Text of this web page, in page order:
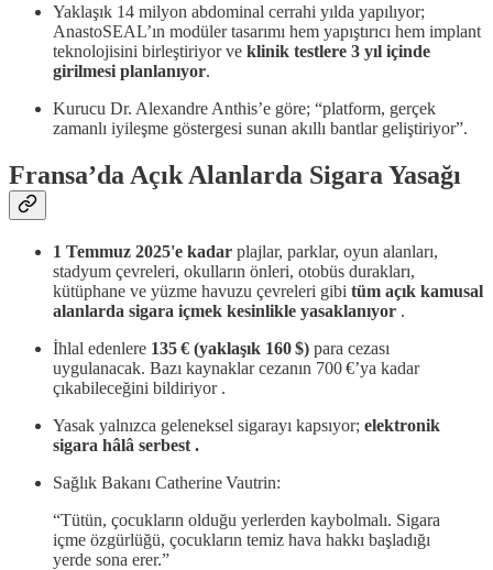
Yaklaşık 14 milyon abdominal cerrahi yılda yapılıyor;
AnastoSEAL’ın modüler tasarımı hem yapıştırıcı hem implant
teknolojisini birleştiriyor ve klinik testlere 3 yıl içinde
girilmesi planlanıyor.
Kurucu Dr. Alexandre Anthis’e göre; “platform, gerçek
zamanlı iyileşme göstergesi sunan akıllı bantlar geliştiriyor”.
Fransa’da Açık Alanlarda Sigara Yasağı
1 Temmuz 2025'e kadar plajlar, parklar, oyun alanları,
stadyum çevreleri, okulların önleri, otobüs durakları,
kütüphane ve yüzme havuzu çevreleri gibi tüm açık kamusal
alanlarda sigara içmek kesinlikle yasaklanıyor .
İhlal edenlere 135 € (yaklaşık 160 $) para cezası
uygulanacak. Bazı kaynaklar cezanın 700 €’ya kadar
çıkabileceğini bildiriyor .
Yasak yalnızca geleneksel sigarayı kapsıyor; elektronik
sigara hâlâ serbest .
Sağlık Bakanı Catherine Vautrin:
“Tütün, çocukların olduğu yerlerden kaybolmalı. Sigara
içme özgürlüğü, çocukların temiz hava hakkı başladığı
yerde sona erer.”